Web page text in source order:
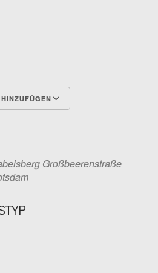
Großbeerenstraße